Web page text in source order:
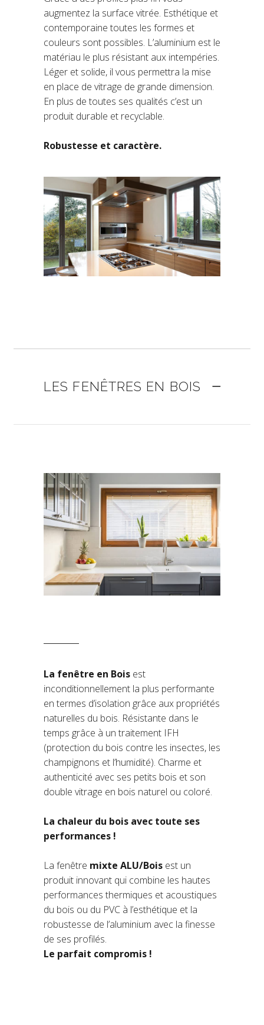
augmentez la surface vitrée. Esthétique et
contemporaine toutes les formes et
couleurs sont possibles. L’aluminium est le
matériau le plus résistant aux intempéries.
Léger et solide, il vous permettra la mise
en place de vitrage de grande dimension.
En plus de toutes ses qualités c’est un
produit durable et recyclable.
Robustesse et caractère.
LES FENÊTRES EN BOIS
La fenêtre en Bois est
inconditionnellement la plus performante
en termes d’isolation grâce aux propriétés
naturelles du bois. Résistante dans le
temps grâce à un traitement IFH
(protection du bois contre les insectes, les
champignons et l’humidité). Charme et
authenticité avec ses petits bois et son
double vitrage en bois naturel ou coloré.
La chaleur du bois avec toute ses
performances !
La fenêtre mixte ALU/Bois est un
produit innovant qui combine les hautes
performances thermiques et acoustiques
du bois ou du PVC à l’esthétique et la
robustesse de l’aluminium avec la finesse
de ses profilés.
Le parfait compromis !